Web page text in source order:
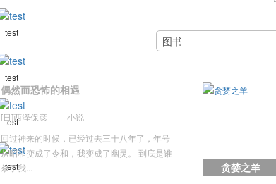
test
test
test
test
图书
偶然而恐怖的相遇
[日]西泽保彦
小说
回过神来的时候，已经过去三十八年了，年号
从昭和变成了令和，我变成了幽灵。 到底是谁
杀了我...
贪婪之羊